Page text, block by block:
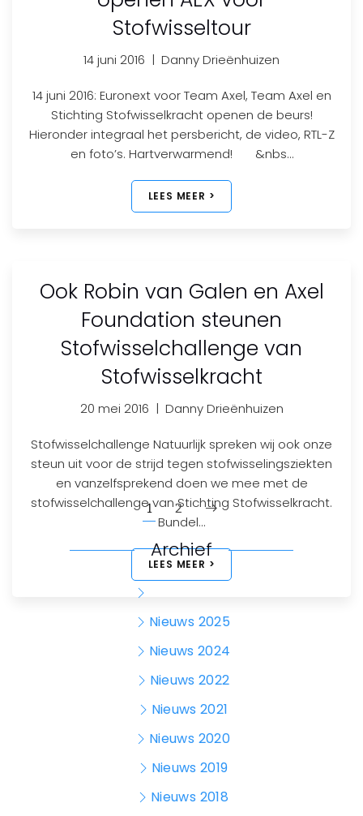
Stofwisseltour
14 juni 2016 | Danny Drieënhuizen
14 juni 2016: Euronext voor Team Axel, Team Axel en
Stichting Stofwisselkracht openen de beurs!
Hieronder integraal het persbericht, de video, RTL-Z
en foto’s. Hartverwarmend! &nbs…
LEES MEER >
Ook Robin van Galen en Axel
Foundation steunen
Stofwisselchallenge van
Stofwisselkracht
20 mei 2016 | Danny Drieënhuizen
Stofwisselchallenge Natuurlijk spreken wij ook onze
steun uit voor de strijd tegen stofwisselingsziekten
en vanzelfsprekend doen we mee met de
stofwisselchallenge van Stichting Stofwisselkracht.
Bundel…
LEES MEER >
1 2
Archief
Nieuws 2025
Nieuws 2024
Nieuws 2022
Nieuws 2021
Nieuws 2020
Nieuws 2019
Nieuws 2018